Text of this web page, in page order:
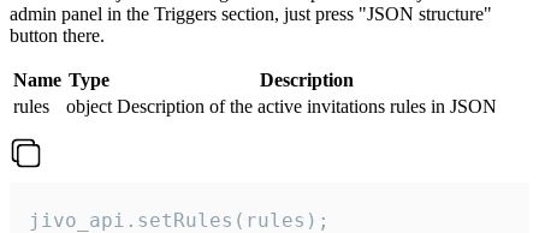
admin panel in the Triggers section, just press "JSON structure"
button there.
Name Type
Description
rules
object Description of the active invitations rules in JSON
jivo_api.setRules(rules);